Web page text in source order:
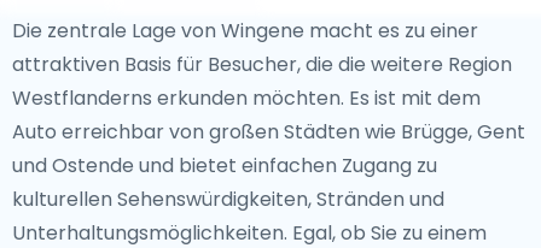
Die zentrale Lage von Wingene macht es zu einer
attraktiven Basis für Besucher, die die weitere Region
Westflanderns erkunden möchten. Es ist mit dem
Auto erreichbar von großen Städten wie Brügge, Gent
und Ostende und bietet einfachen Zugang zu
kulturellen Sehenswürdigkeiten, Stränden und
Unterhaltungsmöglichkeiten. Egal, ob Sie zu einem